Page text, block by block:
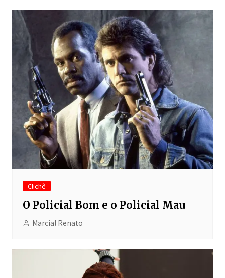
Clichê
O Policial Bom e o Policial Mau
Marcial Renato